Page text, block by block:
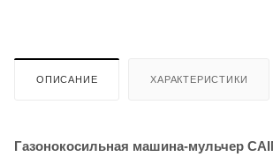
ОПИСАНИЕ ХАРАКТЕРИСТИКИ
Газонокосильная машина-мульчер